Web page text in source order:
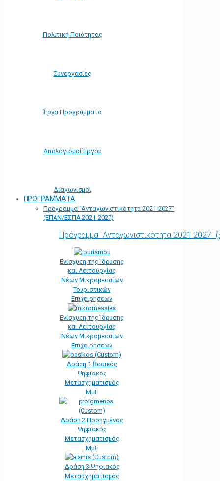
Πολιτική Ποιότητας
Συνεργασίες
Έργα Προγράμματα
Απολογισμοί Έργου
Διαγωνισμοί
ΠΡΟΓΡΑΜΜΑΤΑ
Πρόγραμμα “Ανταγωνιστικότητα 2021-2027”
(ΕΠΑΝ/ΕΣΠΑ 2021-2027)
Πρόγραμμα "Ανταγωνιστικότητα 2021-
Ενίσχυση της Ίδρυσης
και Λειτουργίας
Νέων Μικρομεσαίων
Τουριστικών
Επιχειρήσεων
Ενίσχυση της Ίδρυσης
και Λειτουργίας
Νέων Μικρομεσαίων
Επιχειρήσεων
Δράση 1 Βασικός
Ψηφιακός
Μετασχηματισμός
ΜμΕ
Δράση 2 Προηγμένος
Ψηφιακός
Μετασχηματισμός
ΜμΕ
Δράση 3 Ψηφιακός
Μετασχηματισμός